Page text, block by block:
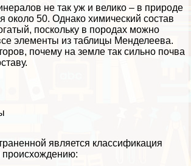
не так уж и велико – в природе
около 50. Однако химический состав
поскольку в породах можно
элементы из таблицы Менделеева.
почему на земле так сильно почва
является классификация
происхождению: